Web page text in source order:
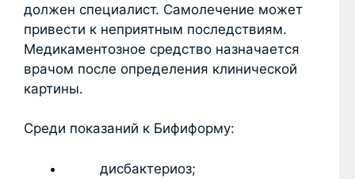
должен специалист. Самолечение может
привести к неприятным последствиям.
Медикаментозное средство назначается
врачом после определения клинической
картины.
Среди показаний к Бифиформу:
дисбактериоз;